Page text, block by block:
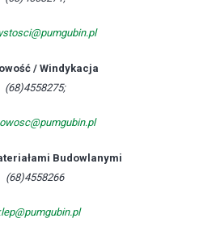
/ Windykacja
(68)4558275;
Budowlanymi
(68)4558266